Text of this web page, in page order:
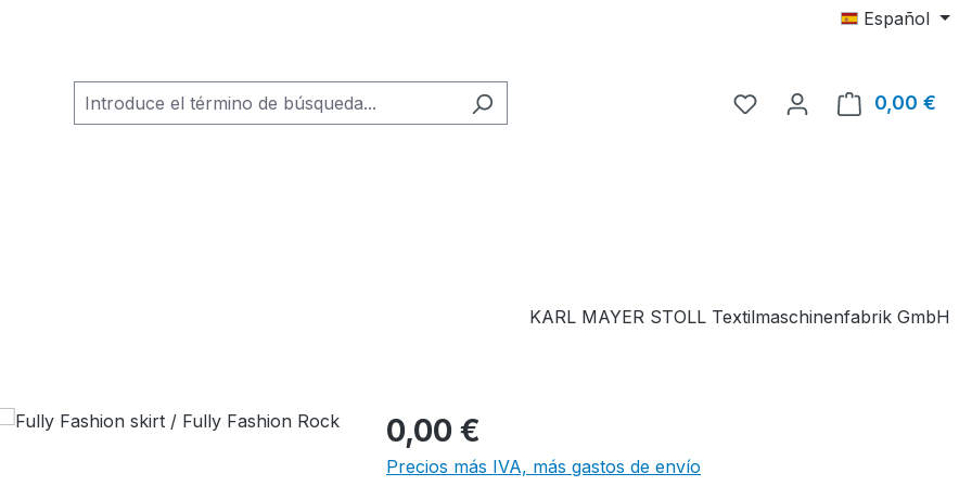
Español
Tienes 0 artículos en tu
0,00 €
KARL MAYER STOLL Textilmaschinenfabrik GmbH
0,00 €
Precios más IVA, más gastos de envío